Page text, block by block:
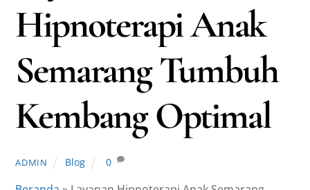
Hipnoterapi Anak
Semarang Tumbuh
Kembang Optimal
ADMIN Blog 0